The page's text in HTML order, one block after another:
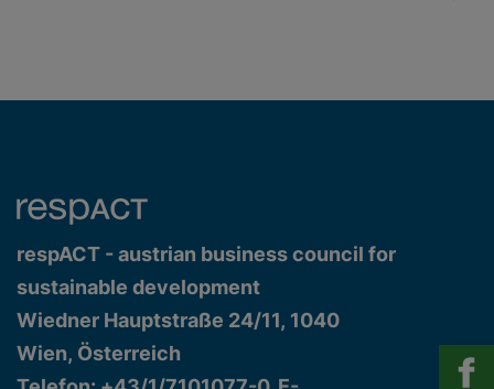
respACT - austrian business council for
sustainable development
Wiedner Hauptstraße 24/11, 1040
Wien, Österreich